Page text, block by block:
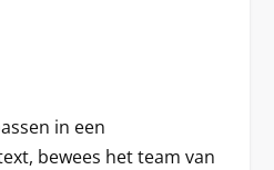
in een
bewees het team van